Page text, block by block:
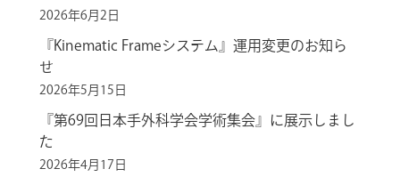
2026年6月2日
『Kinematic Frameシステム』運用変更のお知ら
せ
2026年5月15日
『第69回日本手外科学会学術集会』に展示しまし
た
2026年4月17日